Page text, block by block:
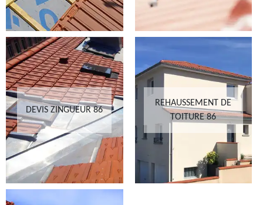
DEVIS ZINGUEUR 86
REHAUSSEMENT DE
TOITURE 86